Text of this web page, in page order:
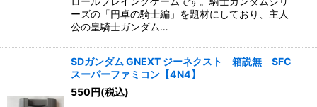
ーズの「円卓の騎士編」を題材にしており、主人
公の皇騎士ガンダム…
SDガンダム GNEXT ジーネクスト 箱説無 SFC
スーパーファミコン【4N4】
550円(税込)